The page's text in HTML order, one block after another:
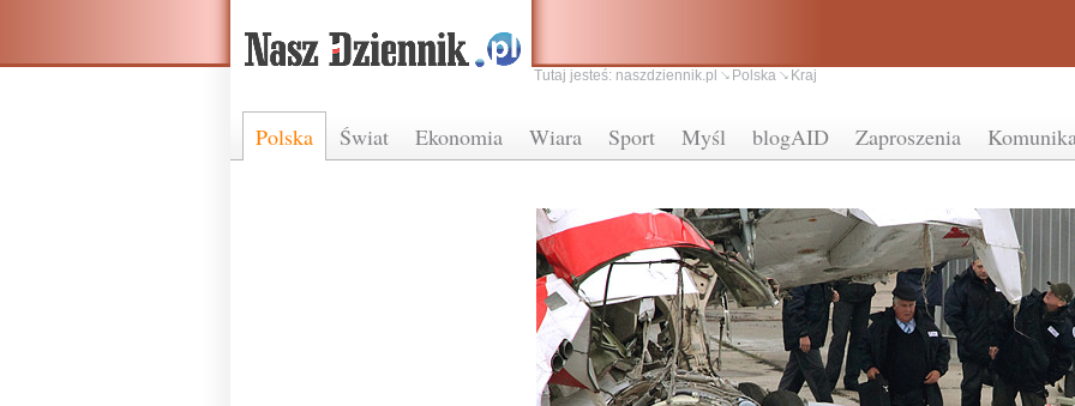
Polska Świat Ekonomia Wiara Sport Myśl blogAID Zaproszenia
Tutaj jesteś: naszdziennik.pl Polska Kraj